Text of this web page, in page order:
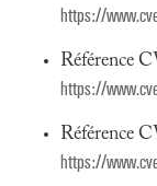
https://
Référence
https://
Référence
https://